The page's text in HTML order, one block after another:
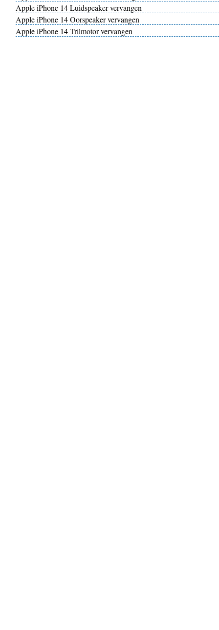
Apple iPhone 14 Luidspeaker vervangen
Apple iPhone 14 Oorspeaker vervangen
Apple iPhone 14 Trilmotor vervangen